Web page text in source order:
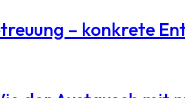
– konkrete